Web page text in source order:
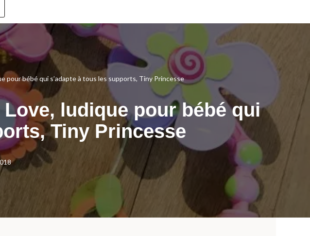
pour bébé qui s’adapte à tous les supports, Tiny Princesse
ludique pour bébé qui
Tiny Princesse